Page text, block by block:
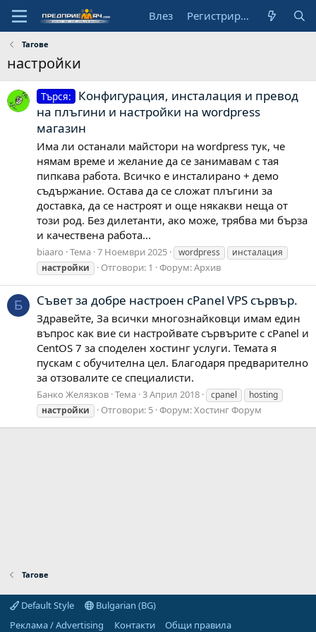
Влез Регистрирай се
Тагове
настройки
Търся:
Конфигурация, инсталация и превод
на плъгини и настройки на wordpress
магазин
Има ли останали майстори на wordpress тук, че
нямам време и желание да се занимавам с тая
пипкава работа. Всичко е инсталирано + демо
съдържание. Остава да се сложат плъгини за
доставка, да се настроят и още някакви неща от
този род. Без дилетанти, ако може, трябва ми бърза
и качествена работа...
biaaro Тема 7 Ноември 2025 wordpress
инсталация
настройки
Отговори: 1 Форум:Архив
Б Съвет за добре настроен cPanel VPS сървър.
Здравейте, За всички многознайковци имам един
въпрос как вие си настройвате сървърите с cPanel и
CentOS 7 за споделен хостинг услуги. Темата я
пускам с обучителна цел. Благодаря предварително
за отзовалите се специалисти.
Банко Желязков Тема 3 Април 2018 cpanel
hosting
настройки
Отговори: 5 Форум:Хостинг Форум
Тагове
Default Style
Bulgarian (BG)
Реклама / Advertising
Контакти
Общи правила